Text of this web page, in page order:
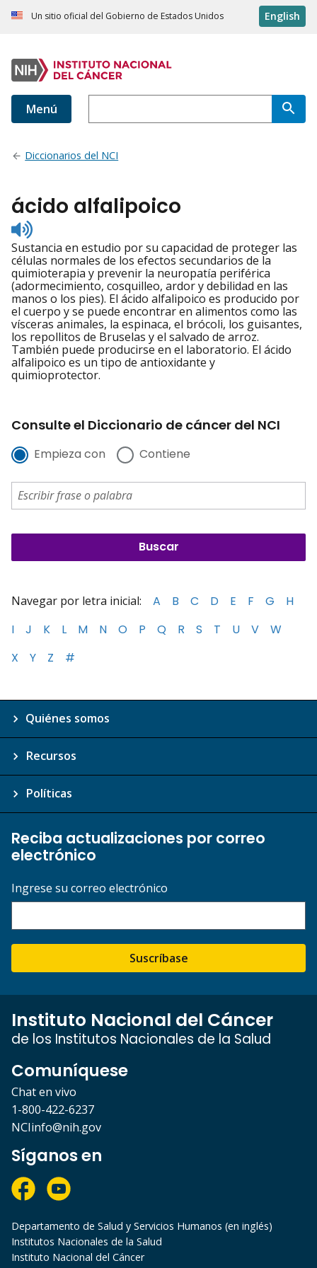
Un sitio oficial del Gobierno de Estados Unidos English
Menú
Diccionarios del NCI
ácido alfalipoico
Listen
to
pronunciation
Sustancia en estudio por su capacidad de proteger las
células normales de los efectos secundarios de la
quimioterapia y prevenir la neuropatía periférica
(adormecimiento, cosquilleo, ardor y debilidad en las
manos o los pies). El ácido alfalipoico es producido por
el cuerpo y se puede encontrar en alimentos como las
vísceras animales, la espinaca, el brócoli, los guisantes,
los repollitos de Bruselas y el salvado de arroz.
También puede producirse en el laboratorio. El ácido
alfalipoico es un tipo de antioxidante y
quimioprotector.
Consulte el Diccionario de cáncer del NCI
Empieza con Contiene
Navegar por letra inicial: A B C D E F G
H
I
J K L M N O P Q R S T U V
W
X
Y Z #
Quiénes somos
Recursos
Políticas
Reciba actualizaciones por correo
electrónico
Ingrese su correo electrónico
Suscríbase
Instituto Nacional del Cáncer
de los Institutos Nacionales de la Salud
Comuníquese
Chat en vivo
1-800-422-6237
NCIinfo@nih.gov
Síganos en
Departamento de Salud y Servicios Humanos (en inglés)
Institutos Nacionales de la Salud
Instituto Nacional del Cáncer